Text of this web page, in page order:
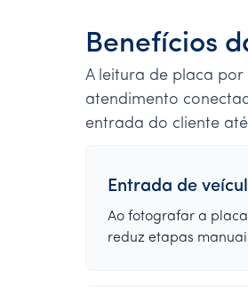
Benefícios
A leitura de placa
atendimento
entrada do cliente
Entrada de
Ao fotografar a
reduz etapas